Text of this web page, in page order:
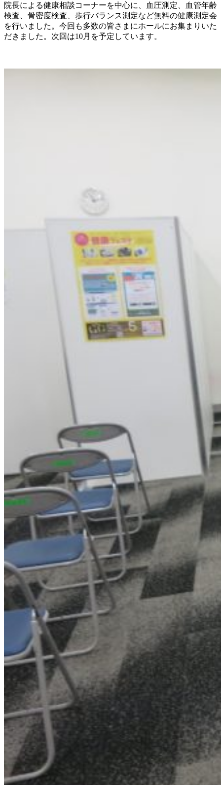
院長による健康相談コーナーを中心に、血圧測定、血管年齢
検査、骨密度検査、歩行バランス測定など無料の健康測定会
を行いました。今回も多数の皆さまにホールにお集まりいた
だきました。次回は10月を予定しています。